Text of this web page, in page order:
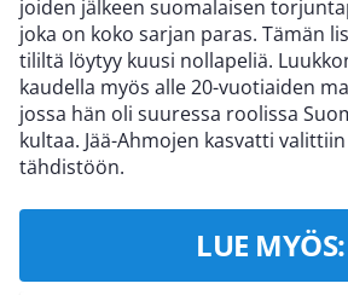
joiden jälkeen suomalaisen
joka on koko sarjan paras. Tämän
tililtä löytyy kuusi nollapeliä.
kaudella myös alle 20-vuotiaiden
jossa hän oli suuressa roolissa
kultaa. Jää-Ahmojen kasvatti
tähdistöön.
LUE MYÖS: